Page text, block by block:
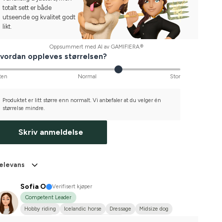
totalt sett er både
utseende og kvalitet godt
likt.
Oppsummert med AI av GAMIFIERA.®
oppleves størrelsen?
Normal Stor
Produktet er litt større enn normalt. Vi anbefaler at du velger én
størrelse mindre.
Skriv anmeldelse
Sofia O
Verifisert kjøper
Competent Leader
Hobby riding
Icelandic horse Dressage
Midsize dog